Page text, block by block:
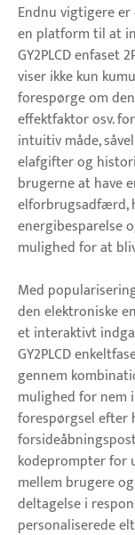
Endnu vigtigere
en platform til at
GY2PLCD enfaset
viser ikke kun
forespørge om
effektfaktor osv.
intuitiv måde,
elafgifter og
brugerne at have
elforbrugsadfærd,
energibesparelse
mulighed for at
Med
den elektroniske
et interaktivt
GY2PLCD
gennem
mulighed for nem
forespørgsel efter
kodeprompter for
mellem brugere
deltagelse i
personaliserede